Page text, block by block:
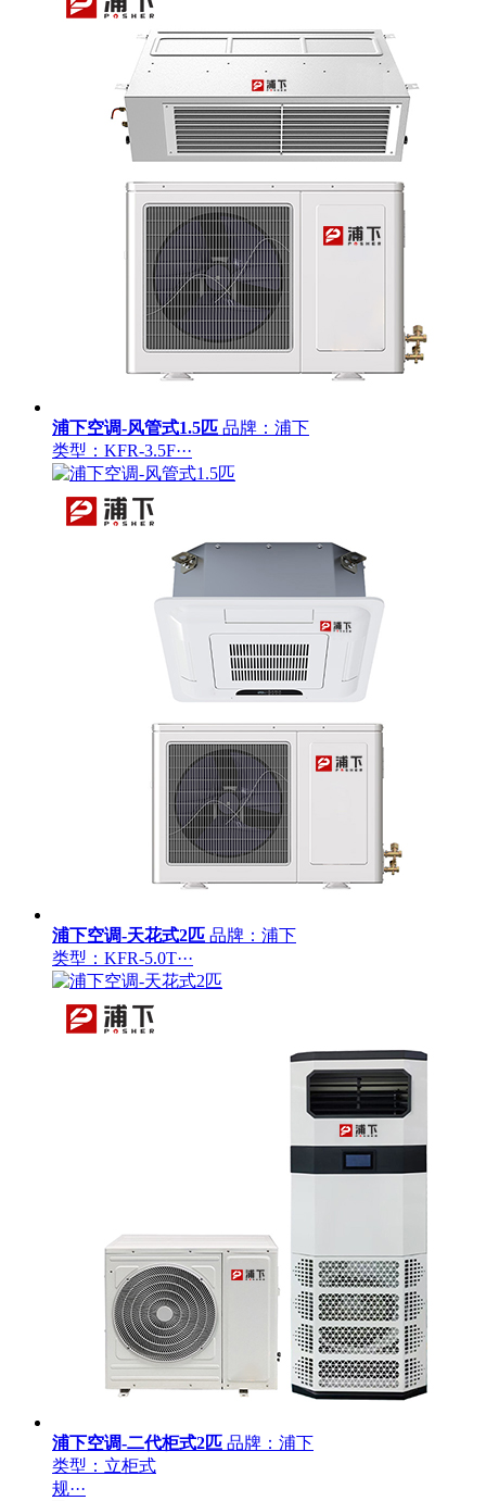
浦下空调-风管式1.5匹 品牌：浦下
类型：KFR-3.5F···
浦下空调-天花式2匹 品牌：浦下
类型：KFR-5.0T···
浦下空调-二代柜式2匹 品牌：浦下
类型：立柜式
规···